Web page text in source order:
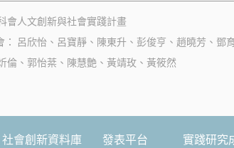
館」和居民的努力下，成為推
分享
會人文創新與社會實踐計畫
呂欣怡、呂寶靜、陳東升、彭俊亨、趙曉芳、鄧
倫、郭怡棻、陳慧艶、黃靖玫、黃筱然
社會創新資料庫 發表平台 實踐研究